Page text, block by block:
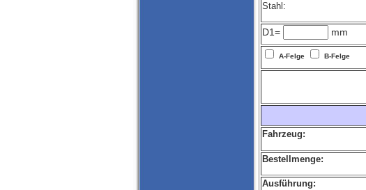
Stahl:
D1= mm
A-Felge B-Felge
Fahrzeug:
Bestellmenge:
Ausführung: